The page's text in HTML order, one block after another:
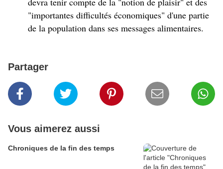
"importantes difficultés économiques" d'une partie
de la population dans ses messages alimentaires.
Partager
Vous aimerez aussi
Chroniques de la fin des temps